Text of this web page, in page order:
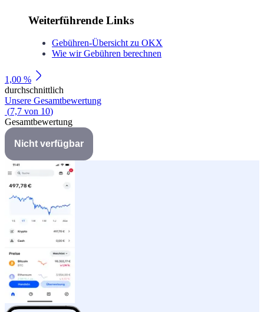
Weiterführende Links
Gebühren-Übersicht zu OKX
Wie wir Gebühren berechnen
1,00 %
durchschnittlich
Unsere Gesamtbewertung
(7,7 von 10)
Gesamtbewertung
Nicht verfügbar